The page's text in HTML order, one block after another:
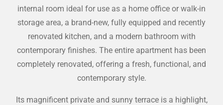
internal room ideal for use as a home office or walk-in
storage area, a brand-new, fully equipped and recently
renovated kitchen, and a modern bathroom with
contemporary finishes. The entire apartment has been
completely renovated, offering a fresh, functional, and
contemporary style.
Its magnificent private and sunny terrace is a highlight,